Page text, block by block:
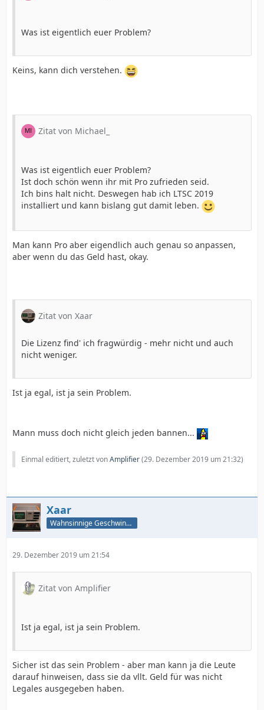
Was ist eigentlich euer Problem?
Keins, kann dich verstehen.
Zitat von Michael_
Was ist eigentlich euer Problem?
Ist doch schön wenn ihr mit Pro zufrieden seid.
Ich bins halt nicht. Deswegen hab ich LTSC 2019
installiert und kann bislang gut damit leben.
Man kann Pro aber eigendlich auch genau so anpassen,
aber wenn du das Geld hast, okay.
Zitat von Xaar
Die Lizenz find' ich fragwürdig - mehr nicht und auch
nicht weniger.
Ist ja egal, ist ja sein Problem.
Mann muss doch nicht gleich jeden bannen...
Einmal editiert, zuletzt vonAmplifier(29. Dezember 2019 um 21:32)
Xaar
Wahnsinnige Geschwindigkeit - und los!
29. Dezember 2019 um 21:54
Zitat von Amplifier
Ist ja egal, ist ja sein Problem.
Sicher ist das sein Problem - aber man kann ja die Leute
darauf hinweisen, dass sie da vllt. Geld für was nicht
Legales ausgegeben haben.